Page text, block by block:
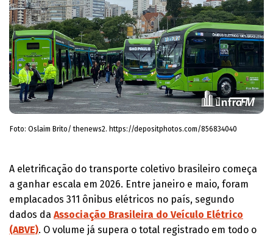
Foto: Oslaim Brito/ thenews2. https://depositphotos.com/856834040
A eletrificação do transporte coletivo brasileiro começa
a ganhar escala em 2026. Entre janeiro e maio, foram
emplacados 311 ônibus elétricos no país, segundo
dados da Associação Brasileira do Veículo Elétrico
(ABVE). O volume já supera o total registrado em todo o